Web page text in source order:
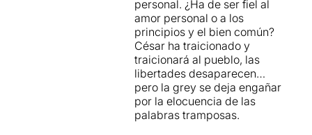
Bruto és tot aquell que
defensa la llibertat, l’honor
i la virtut del seu poble.
En els seus crits
d’independència i llibertat
he vist al poble català.
Ell no va matar a la persona,
personal. ¿Ha de ser fiel al
amor personal o a los
principios y el bien común?
César ha traicionado y
traicionará al pueblo, las
libertades desaparecen…
pero la grey se deja engañar
por la elocuencia de las
palabras tramposas.